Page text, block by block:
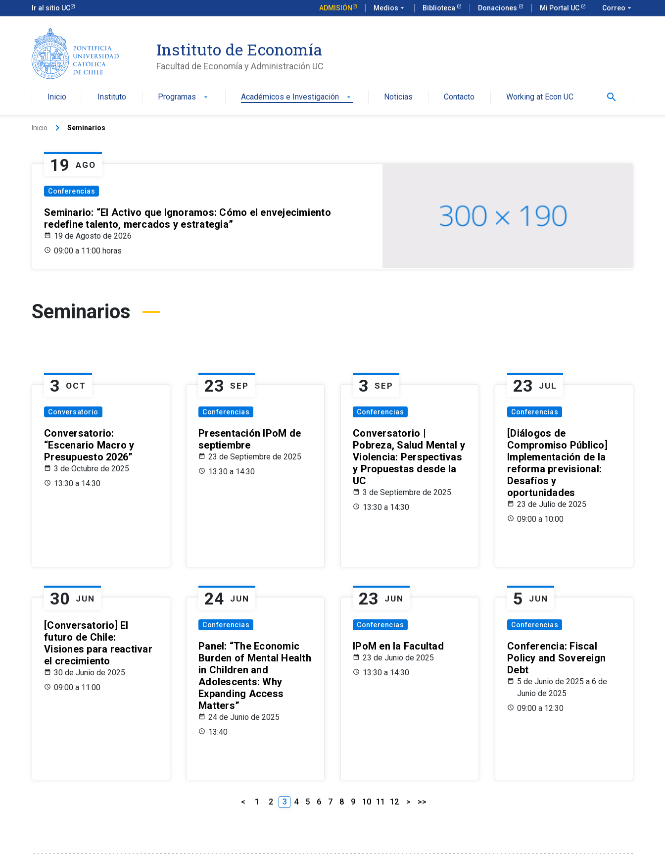
Ir al sitio UC ADMISIÓN Medios arrow_drop_down Biblioteca Donaciones Mi Portal UC Correo arrow_drop_down
Instituto de Economía
Facultad de Economía y Administración UC
Inicio Instituto Programas arrow_drop_down Académicos e Investigación arrow_drop_down Noticias Contacto Working at Econ UC search
Inicio keyboard_arrow_right Seminarios
19 AGO
Conferencias
Seminario: “El Activo que Ignoramos: Cómo el envejecimiento
redefine talento, mercados y estrategia”
19 de Agosto de 2026
09:00 a 11:00 horas
Seminarios
3 OCT
Conversatorio
Conversatorio:
“Escenario Macro y
Presupuesto 2026”
3 de Octubre de 2025
13:30 a 14:30
23 SEP
Conferencias
Presentación IPoM de
septiembre
23 de Septiembre de 2025
13:30 a 14:30
3 SEP
Conferencias
Conversatorio |
Pobreza, Salud Mental y
Violencia: Perspectivas
y Propuestas desde la
UC
3 de Septiembre de 2025
13:30 a 14:30
23 JUL
Conferencias
[Diálogos de
Compromiso Público]
Implementación de la
reforma previsional:
Desafíos y
oportunidades
23 de Julio de 2025
09:00 a 10:00
30 JUN
[Conversatorio] El
futuro de Chile:
Visiones para reactivar
el crecimiento
30 de Junio de 2025
09:00 a 11:00
24 JUN
Conferencias
Panel: “The Economic
Burden of Mental Health
in Children and
Adolescents: Why
Expanding Access
Matters”
24 de Junio de 2025
13:40
23 JUN
Conferencias
IPoM en la Facultad
23 de Junio de 2025
13:30 a 14:30
5 JUN
Conferencias
Conferencia: Fiscal
Policy and Sovereign
Debt
5 de Junio de 2025 a 6 de
Junio de 2025
09:00 a 12:30
< 1 2 3 4 5 6 7 8 9 10 11 12 > >>